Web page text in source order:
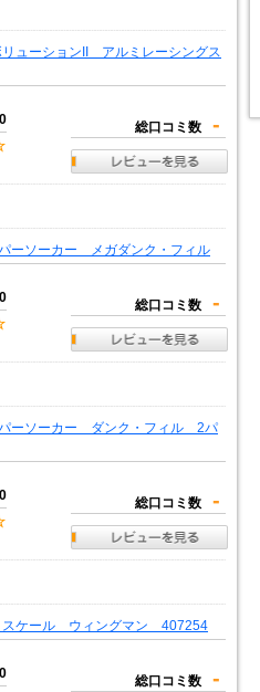
ューションII アルミレーシングス
総口コミ数 -
ソーカー メガダンク・フィル
総口コミ数 -
ーソーカー ダンク・フィル 2パ
総口コミ数 -
ケール ウィングマン 407254
総口コミ数 -